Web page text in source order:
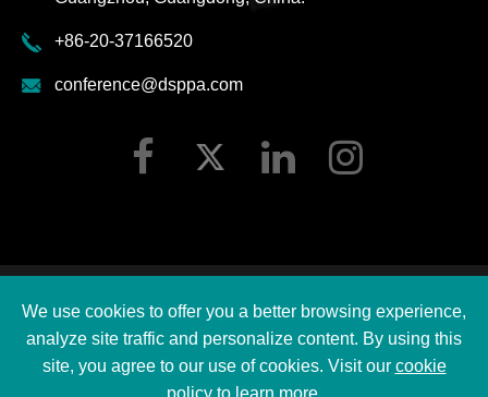
+86-20-37166520
conference@dsppa.com
Ltd.
Все права защищены.
Карта сайта
|
We use cookies to offer you a better browsing experience,
analyze site traffic and personalize content. By using this
site, you agree to our use of cookies. Visit our cookie
policyto learn more.